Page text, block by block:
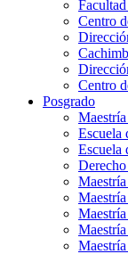
Centro
Centro
Posgrado
Escuela
Escuela